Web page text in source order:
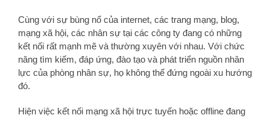
Cùng với sự bùng nổ của internet, các trang mạng, blog,
mạng xã hội, các nhân sự tại các công ty đang có những
kết nối rất mạnh mẽ và thường xuyên với nhau. Với chức
năng tìm kiếm, đáp ứng, đào tạo và phát triển nguồn nhân
lực của phòng nhân sự, họ không thể đứng ngoài xu hướng
đó.
Hiện việc kết nối mạng xã hội trực tuyến hoặc offline đang